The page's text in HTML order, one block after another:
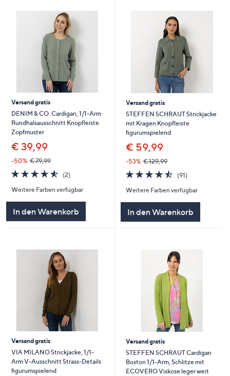
Versand gratis
DENIM & CO. Cardigan, 1/1-Arm
Rundhalsausschnitt Knopfleiste
Zopfmuster
€ 39,99
-50% € 79,99
4.5
von
5
(2)2
Weitere Farben verfügbar
In den Warenkorb
Versand gratis
STEFFEN SCHRAUT Strickjacke
mit Kragen Knopfleiste
figurumspielend
€ 59,99
-53% € 129,99
4.5
von
5
(91)91
Weitere Farben verfügbar
In den Warenkorb
Versand gratis
VIA MILANO Strickjacke, 1/1-
Arm V-Ausschnitt Strass-Details
figurumspielend
Versand gratis
STEFFEN SCHRAUT Cardigan
Boston 1/1-Arm, Schlitze mit
ECOVERO Viskose leger weit